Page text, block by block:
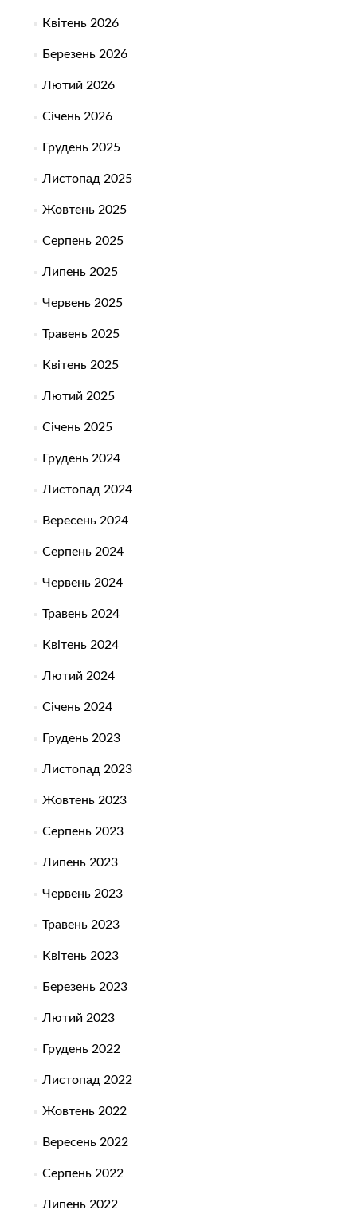
Квітень 2026
Березень 2026
Лютий 2026
Січень 2026
Грудень 2025
Листопад 2025
Жовтень 2025
Серпень 2025
Липень 2025
Червень 2025
Травень 2025
Квітень 2025
Лютий 2025
Січень 2025
Грудень 2024
Листопад 2024
Вересень 2024
Серпень 2024
Червень 2024
Травень 2024
Квітень 2024
Лютий 2024
Січень 2024
Грудень 2023
Листопад 2023
Жовтень 2023
Серпень 2023
Липень 2023
Червень 2023
Травень 2023
Квітень 2023
Березень 2023
Лютий 2023
Грудень 2022
Листопад 2022
Жовтень 2022
Вересень 2022
Серпень 2022
Липень 2022